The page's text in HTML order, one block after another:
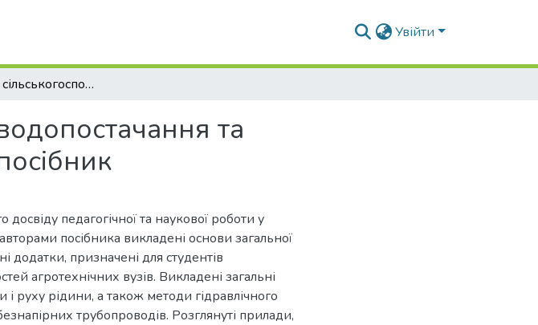
Увійти
Гідравліка, сільськогосподарське водопостачання та гідропневмопривод: навчальний посібник
та
досвіду педагогічної та наукової роботи у
посібника викладені основи загальної
додатки, призначені для студентів
агротехнічних вузів. Викладені загальні
і руху рідини, а також методи гідравлічного
трубопроводів. Розглянуті прилади,